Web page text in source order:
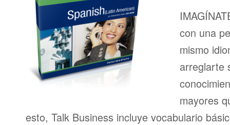
con una
mismo
arreglarte
mayores
esto, Talk Business incluye vocabulario